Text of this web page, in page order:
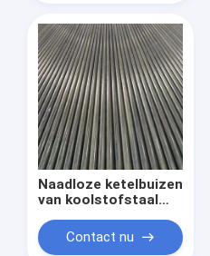
Naadloze ketelbuizen
van koolstofstaal
van legeringstaal
met vinnen
Contact nu